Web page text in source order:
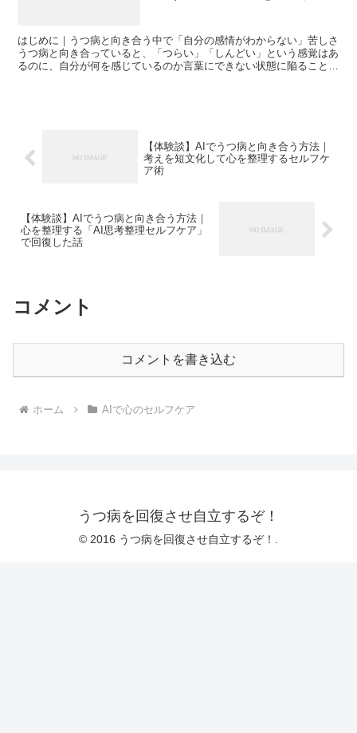
はじめに｜うつ病と向き合う中で「自分の感情がわからない」苦しさ
うつ病と向き合っていると、「つらい」「しんどい」という感覚はあ
るのに、自分が何を感じているのか言葉にできない状態に陥ることが
【体験談】AIでうつ病と向き合う方法｜
考えを短文化して心を整理するセルフケ
ア術
【体験談】AIでうつ病と向き合う方法｜
心を整理する「AI思考整理セルフケア」
で回復した話
コメント
コメントを書き込む
ホーム AIで心のセルフケア
うつ病を回復させ自立するぞ！
© 2016 うつ病を回復させ自立するぞ！.